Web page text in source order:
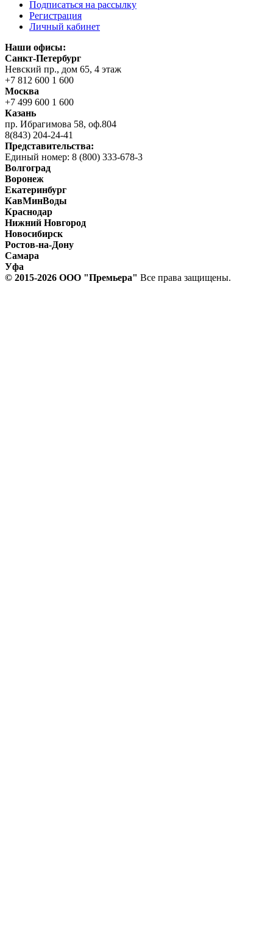
Подписаться на рассылку
Регистрация
Личный кабинет
Наши офисы:
Санкт-Петербург
Невский пр., дом 65, 4 этаж
+7 812 600 1 600
Москва
+7 499 600 1 600
Казань
пр. Ибрагимова 58, оф.804
8(843) 204-24-41
Представительства:
Единый номер: 8 (800) 333-678-3
Волгоград
Воронеж
Екатеринбург
КавМинВоды
Краснодар
Нижний Новгород
Новосибирск
Ростов-на-Дону
Самара
Уфа
© 2015-2026 ООО "Прeмьера" Все права защищены.